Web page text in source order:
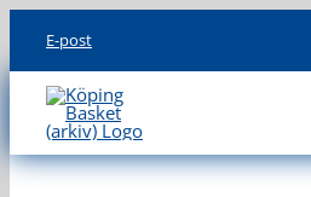
content
E-post
KLUBBEN